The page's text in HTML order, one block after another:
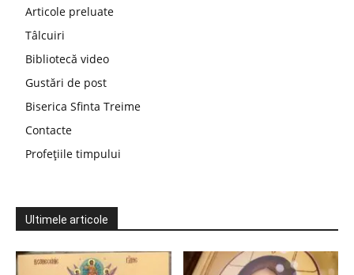
Articole preluate
Tâlcuiri
Bibliotecă video
Gustări de post
Biserica Sfinta Treime
Contacte
Profețiile timpului
Ultimele articole